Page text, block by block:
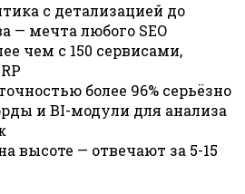
с детализацией до
— мечта любого SEO
чем с 150 сервисами,
более 96% серьёзно
и BI-модули для анализа
высоте — отвечают за 5-15